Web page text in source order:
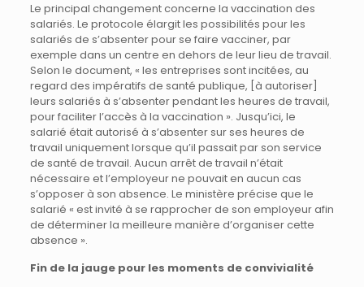
Le principal changement concerne la vaccination des
salariés. Le protocole élargit les possibilités pour les
salariés de s’absenter pour se faire vacciner, par
exemple dans un centre en dehors de leur lieu de travail.
Selon le document, « les entreprises sont incitées, au
regard des impératifs de santé publique, [à autoriser]
leurs salariés à s’absenter pendant les heures de travail,
pour faciliter l’accès à la vaccination ». Jusqu’ici, le
salarié était autorisé à s’absenter sur ses heures de
travail uniquement lorsque qu’il passait par son service
de santé de travail. Aucun arrêt de travail n’était
nécessaire et l’employeur ne pouvait en aucun cas
s’opposer à son absence. Le ministère précise que le
salarié « est invité à se rapprocher de son employeur afin
de déterminer la meilleure manière d’organiser cette
absence ».
Fin de la jauge pour les moments de convivialité